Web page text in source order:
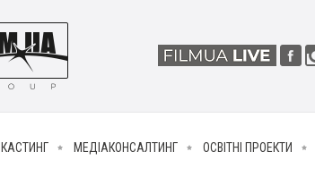
МЕДІАКОНСАЛТИНГ ОСВІТНІ ПРОЕКТИ